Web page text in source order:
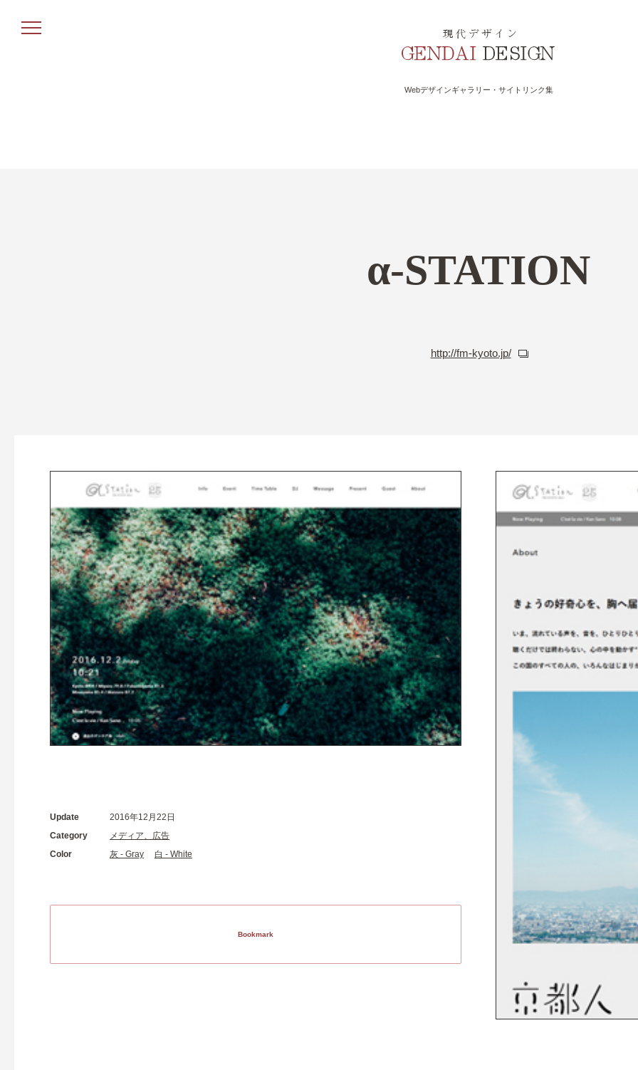
Webデザインギャラリー・サイトリンク集
α-STATION
http://fm-kyoto.jp/
Update
2016年12月22日
Category
メディア、広告
Color
灰 - Gray 白 - White
Bookmark